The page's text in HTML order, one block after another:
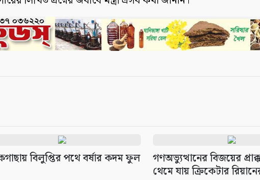
বিলুপ্তির পথে বর্ষার কদম ফুল
গণঅভ্যুত্থানের বিজয়ের
থেমে যায় ক্রিকেটার